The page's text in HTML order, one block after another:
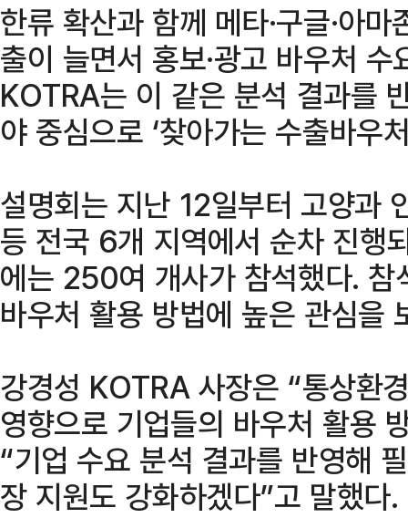
한류 확산과 함께 메타·구글·아
출이 늘면서 홍보·광고 바우처
KOTRA는 이 같은 분석 결과를
야 중심으로 ‘찾아가는 수출바우
설명회는 지난 12일부터 고양과
등 전국 6개 지역에서 순차 진행
에는 250여 개사가 참석했다. 참
바우처 활용 방법에 높은 관심을
강경성 KOTRA 사장은 “통상환
영향으로 기업들의 바우처 활용
“기업 수요 분석 결과를 반영해
장 지원도 강화하겠다”고 말했다.